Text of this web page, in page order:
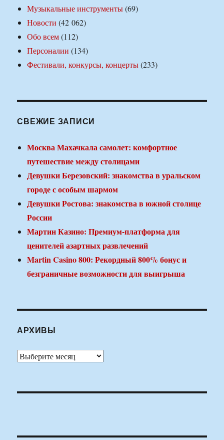
Музыкальные инструменты(69)
Новости (42 062)
Обо всем(112)
Персоналии (134)
Фестивали, конкурсы, концерты(233)
СВЕЖИЕ ЗАПИСИ
Москва Махачкала самолет: комфортное
путешествие между столицами
Девушки Березовский: знакомства в уральском
городе с особым шармом
Девушки Ростова: знакомства в южной столице
России
Мартин Казино: Премиум-платформа для
ценителей азартных развлечений
Martin Casino 800: Рекордный 800% бонус и
безграничные возможности для выигрыша
АРХИВЫ
Архивы